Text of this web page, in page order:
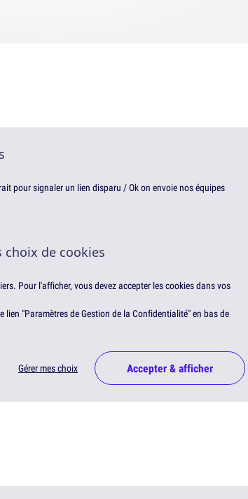
pour signaler un lien disparu / Ok on envoie nos équipes
choix de cookies
Pour l'afficher, vous devez accepter les cookies dans vos
lien "Paramètres de Gestion de la Confidentialité" en bas de
Gérer mes choix Accepter & afficher